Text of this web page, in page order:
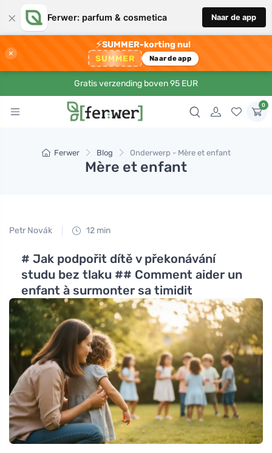
× Ferwer: parfum & cosmetica Naar de app
×
⚡SUMMER-korting nu!
SUMMER Naar de app
Gratis verzending boven 95 EUR
0
Ferwer Blog Onderwerp - Mère et enfant
Mère et enfant
Petr Novák 12 min
# Jak podpořit dítě v překonávání
studu bez tlaku ## Comment aider un
enfant à surmonter sa timidit